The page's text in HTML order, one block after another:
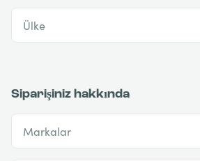
Ülke
Siparişiniz hakkında
Markalar